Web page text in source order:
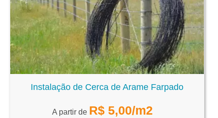
Instalação de Cerca de Arame Farpado
A partir de R$ 5,00/m2